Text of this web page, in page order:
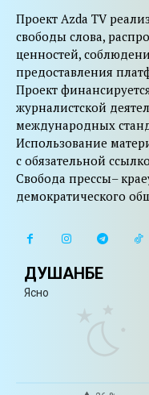
Проект Azda TV
свободы слова,
ценностей,
предоставления
Проект
журналистской
международных
Использование
с обязательной
Свобода прессы–
демократического
ДУШАНБЕ
Ясно